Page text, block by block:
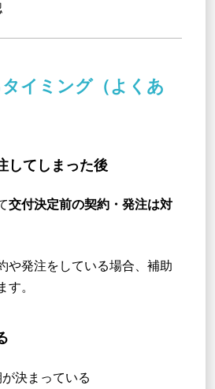
イミング（よくあ
してしまった後
交付決定前の契約・発注は対
や発注をしている場合、補助
す。
決まっている